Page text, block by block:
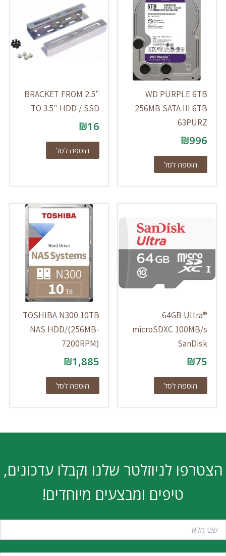
WD PURPLE 6TB
256MB SATA III 6TB
63PURZ
₪996
הוספה לסל
BRACKET FROM 2.5"
TO 3.5" HDD / SSD
₪16
הוספה לסל
64GB Ultra®
microSDXC 100MB/s
SanDisk
₪75
הוספה לסל
TOSHIBA N300 10TB
NAS HDD/(256MB-
7200RPM)
₪1,885
הוספה לסל
הצטרפו לניוזלטר שלנו וקבלו עדכונים,
טיפים ומבצעים מיוחדים!